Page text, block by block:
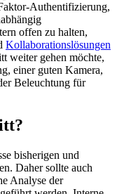
Authentifizierung,
offen zu halten,
Kollaborationslösungen
weiter gehen möchte,
einer guten Kamera,
Beleuchtung für
bisherigen und
Daher sollte auch
Analyse der